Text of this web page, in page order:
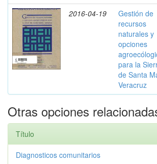
2016-04-19
Gestión de
recursos
naturales y
opciones
para la
de Santa
Veracruz
Otras opciones
Título
Diagnosticos comunitarios